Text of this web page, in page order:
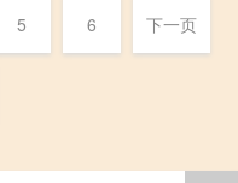
5 6 下一页